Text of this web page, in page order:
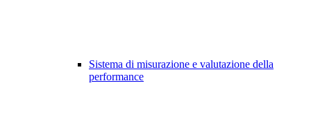
Sistema di misurazione e valutazione della
performance